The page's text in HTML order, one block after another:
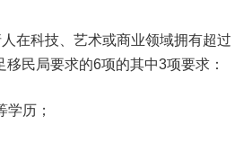
人在科技、艺术或商业领域拥有超过
移民局要求的6项的其中3项要求：
学历；